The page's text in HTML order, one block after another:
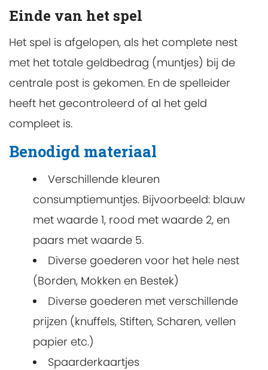
Einde van het spel
Het spel is afgelopen, als het complete nest
met het totale geldbedrag (muntjes) bij de
centrale post is gekomen. En de spelleider
heeft het gecontroleerd of al het geld
compleet is.
Benodigd materiaal
Verschillende kleuren
consumptiemuntjes. Bijvoorbeeld: blauw
met waarde 1, rood met waarde 2, en
paars met waarde 5.
Diverse goederen voor het hele nest
(Borden, Mokken en Bestek)
Diverse goederen met verschillende
prijzen (knuffels, Stiften, Scharen, vellen
papier etc.)
Spaarderkaartjes